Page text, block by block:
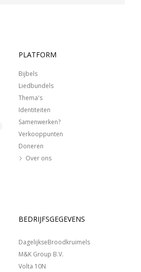
PLATFORM
Bijbels
Liedbundels
Thema's
Identiteiten
Samenwerken?
Verkooppunten
Doneren
Over ons
BEDRIJFSGEGEVENS
DagelijkseBroodkruimels
M&K Group B.V.
Volta 10N